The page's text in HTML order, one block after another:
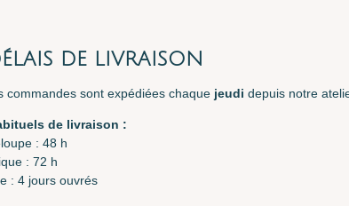
DE LIVRAISON
commandes sont expédiées chaque jeudi depuis notre
de livraison :
: 48 h
: 72 h
: 4 jours ouvrés